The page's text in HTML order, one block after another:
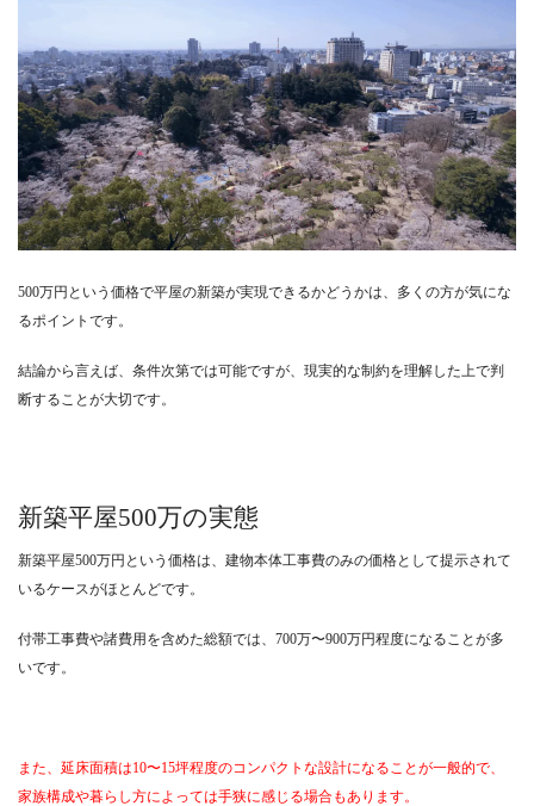
500万円という価格で平屋の新築が実現できるかどうかは、多くの方が気にな
るポイントです。
結論から言えば、条件次第では可能ですが、現実的な制約を理解した上で判
断することが大切です。
新築平屋500万の実態
新築平屋500万円という価格は、建物本体工事費のみの価格として提示されて
いるケースがほとんどです。
付帯工事費や諸費用を含めた総額では、700万〜900万円程度になることが多
いです。
また、延床面積は10〜15坪程度のコンパクトな設計になることが一般的で、
家族構成や暮らし方によっては手狭に感じる場合もあります。